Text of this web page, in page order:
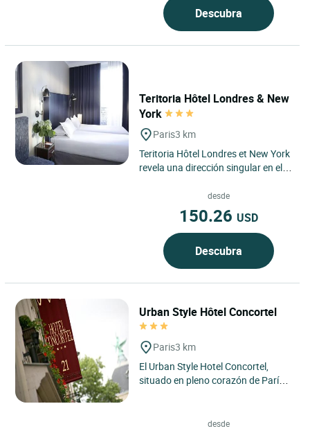
Descubra
Teritoria Hôtel Londres & New
York
Paris3 km
Teritoria Hôtel Londres et New York
revela una dirección singular en el
desde
150.26 USD
Descubra
Urban Style Hôtel Concortel
Paris3 km
El Urban Style Hotel Concortel,
situado en pleno corazón de París,
desde